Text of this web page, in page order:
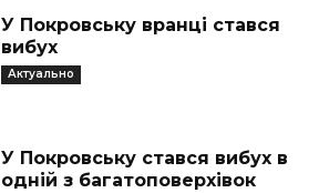
У Покровську вранці стався
вибух
Актуально
У Покровську стався вибух в
одній з багатоповерхівок